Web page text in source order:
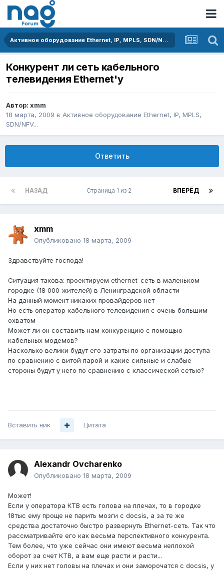
Активное оборудование Ethernet, IP, MPLS, SDN/NFV...
Конкурент ли сеть кабельного
телевидения Еthernet'у
Автор: xmm
18 марта, 2009 в Активное оборудование Ethernet, IP, MPLS,
SDN/NFV...
Ответить
НАЗАД ВПЕРЁД
Страница 1 из 2
xmm
Опубликовано 18 марта, 2009
Здравствуйте господа!
Ситуация такова: проектируем ethernet-сеть в маленьком
городке (18 000 жителей) в Ленинградской области
На данный момент никаких провайдеров нет
Но есть оператор кабельного телевидения с очень большим
охватом
Может ли он составить нам конкуренцию с помощью
кабельных модемов?
Насколько велики будут его затраты по организации доступа
по сравнению с витой парой и какие сильные и слабые
стороны будут у него по сравнению с классической сетью?
Вставить ник Цитата
Alexandr Ovcharenko
Опубликовано 18 марта, 2009
Может!
Если у оператора КТВ есть голова на плечах, то в городке
18тыс ему проще не парить мозги с docsis, а за те же
средства достаточно быстро развернуть Ethernet-сеть. Так что
рассматривайте его как весьма перспективного конкурента.
Тем более, что уже сейчас они имеют весьма неплохой
оборот за счет КТВ, а вам еще расти и расти...
Если у них нет головы на плечах и они заморочатся с docsis, у